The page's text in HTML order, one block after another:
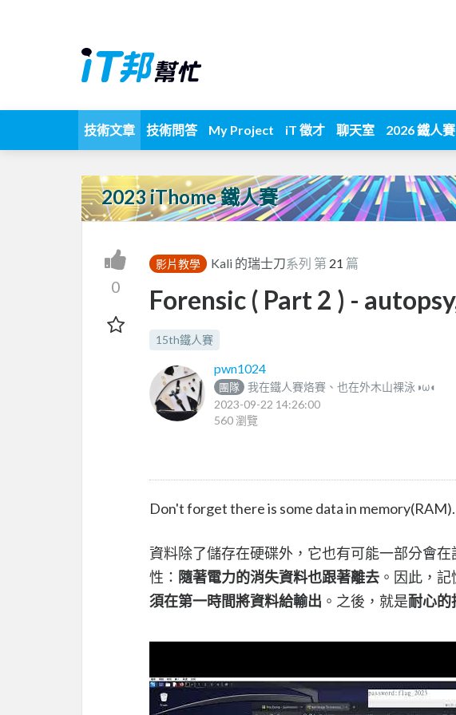
技術文章 技術問答 My Project iT 徵才 聊天室 2026 鐵人賽
2023 iThome 鐵人賽
0
影片教學 Kali 的瑞士刀系列 第 21 篇
Forensic ( Part 2 ) -
15th鐵人賽
pwn1024
團隊
我在鐵人賽烙賽、也在外木山裸泳◑ω◐
2023-09-22 14:26:00
560 瀏覽
Don't forget there is some data in memory(RAM).
資料除了儲存在硬碟外，它也有可能一部分會
性： 隨著電力的消失資料也跟著離去 。因此，
須在第一時間將資料給輸出 。之後，就是耐心的